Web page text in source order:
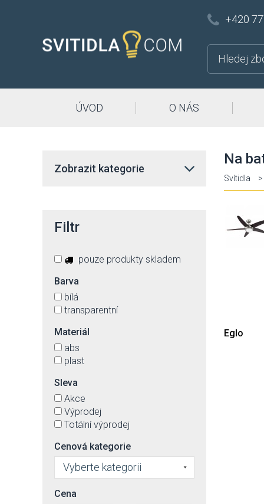
+420
ÚVOD O NÁS
Na
Svítidla >
Eglo
Zobrazit kategorie
Filtr
pouze produkty skladem
Barva
bílá
transparentní
Materiál
abs
plast
Sleva
Akce
Výprodej
Totální výprodej
Cenová kategorie
Vyberte kategorii
Cena